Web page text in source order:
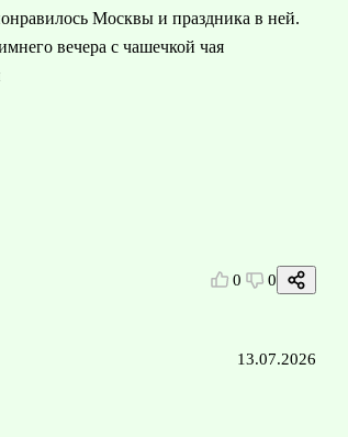
Москвы и праздника в ней.
вечера с чашечкой чая
0 0
13.07.2026